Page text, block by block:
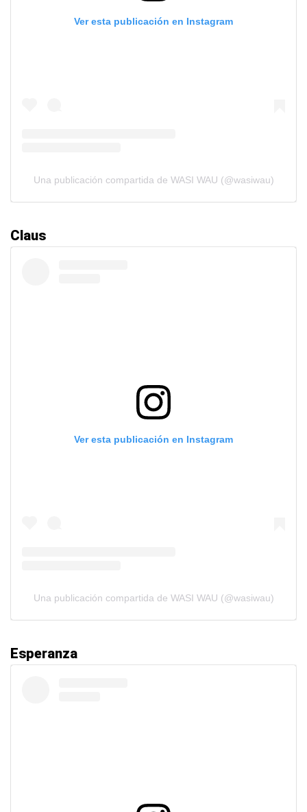
Ver esta publicación en Instagram
Una publicación compartida de WASI WAU (@wasiwau)
Claus
Ver esta publicación en Instagram
Una publicación compartida de WASI WAU (@wasiwau)
Esperanza